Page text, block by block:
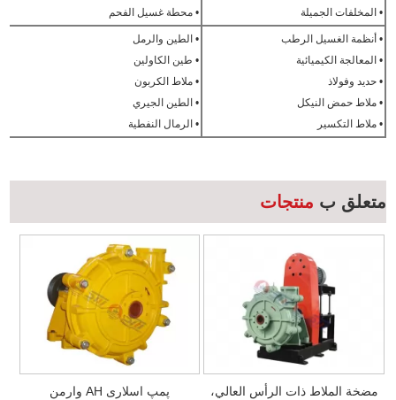
• المخلفات الجميلة
• محطة غسيل الفحم
• أنظمة الغسيل الرطب
• المعالجة الكيميائية
• حديد وفولاذ
• ملاط حمض النيكل
• ملاط التكسير
• الطين والرمل
• طين الكاولين
• ملاط الكربون
• الطين الجيري
• الرمال النفطية
متعلق ب منتجات
مضخة الملاط ذات الرأس العالي، پمپ اسلاری AH وارمن